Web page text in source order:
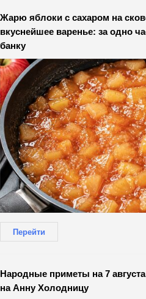
Жарю яблоки с сахаром на
вкуснейшее варенье: за одно
банку
Перейти
Народные приметы на 7
на Анну Холодницу